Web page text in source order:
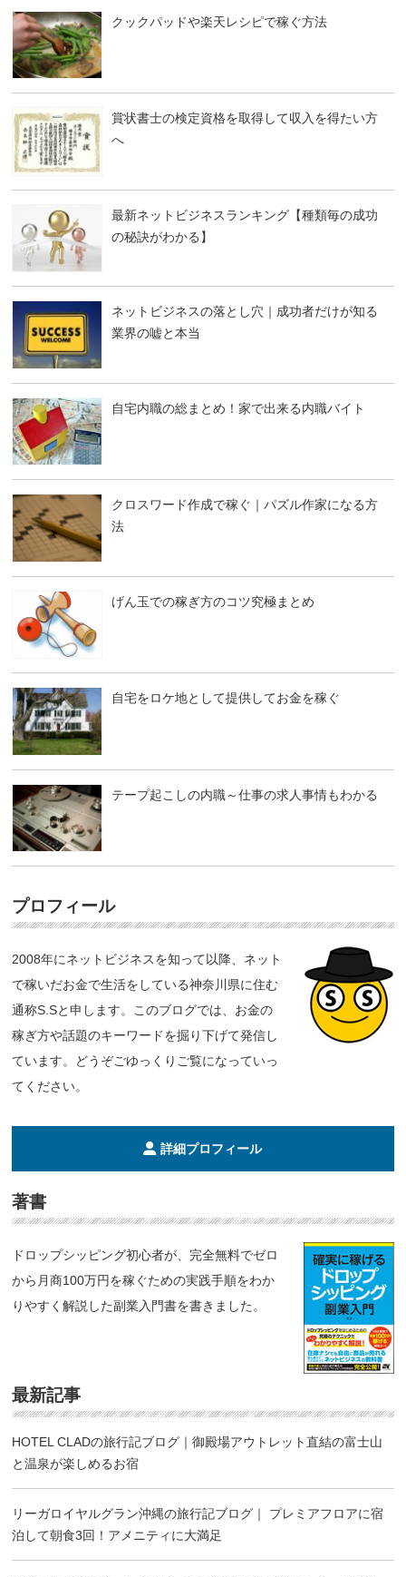
クックパッドや楽天レシピで稼ぐ方法
賞状書士の検定資格を取得して収入を得たい方
へ
最新ネットビジネスランキング【種類毎の成功
の秘訣がわかる】
ネットビジネスの落とし穴｜成功者だけが知る
業界の嘘と本当
自宅内職の総まとめ！家で出来る内職バイト
クロスワード作成で稼ぐ｜パズル作家になる方
法
げん玉での稼ぎ方のコツ究極まとめ
自宅をロケ地として提供してお金を稼ぐ
テープ起こしの内職～仕事の求人事情もわかる
プロフィール
2008年にネットビジネスを知って以降、ネット
で稼いだお金で生活をしている神奈川県に住む
通称S.Sと申します。このブログでは、お金の
稼ぎ方や話題のキーワードを掘り下げて発信し
ています。どうぞごゆっくりご覧になっていっ
てください。
詳細プロフィール
著書
ドロップシッピング初心者が、完全無料でゼロ
から月商100万円を稼ぐための実践手順をわか
りやすく解説した副業入門書を書きました。
最新記事
HOTEL CLADの旅行記ブログ｜御殿場アウトレット直結の富士山
と温泉が楽しめるお宿
リーガロイヤルグラン沖縄の旅行記ブログ｜ プレミアフロアに宿
泊して朝食3回！アメニティに大満足